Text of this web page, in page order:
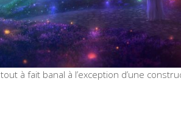
à fait banal à l’exception d’une